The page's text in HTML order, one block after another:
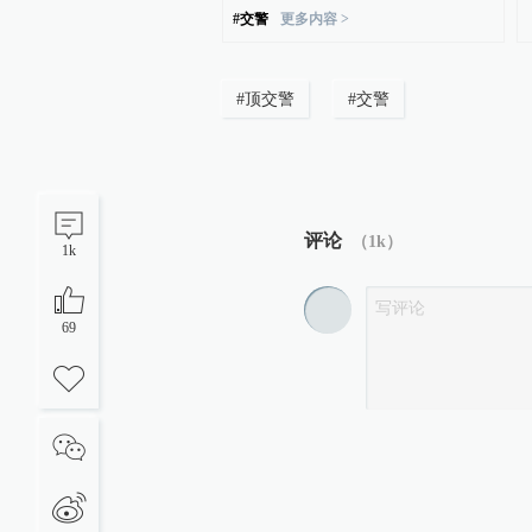
1k
69
#交警 更多内容 >
#顶交警 #交警
评论 （1k）